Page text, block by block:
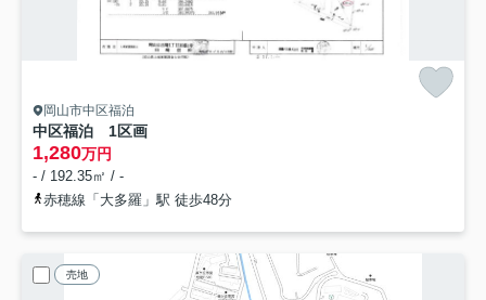
岡山市中区福泊
中区福泊 1区画
1,280万円
- / 192.35㎡ / -
赤穂線「大多羅」駅 徒歩48分
売地